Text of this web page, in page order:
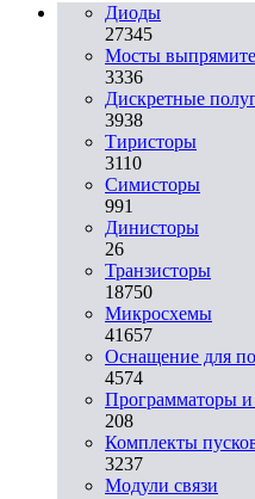
Диоды
27345
Мосты
3336
Дискретные
3938
Тиристоры
3110
Симисторы
991
Динисторы
26
Транзисторы
18750
Микросхемы
41657
Оснащение для
4574
Программаторы и
208
Комплекты
3237
Модули связи